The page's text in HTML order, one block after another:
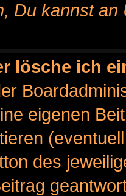
Du kannst
lösche ich
eigenen
des